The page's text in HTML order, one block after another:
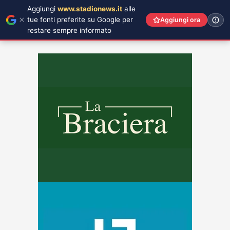
Aggiungi www.stadionews.it alle
tue fonti preferite su Google per
restare sempre informato
Aggiungi ora